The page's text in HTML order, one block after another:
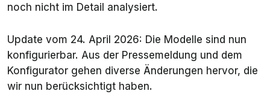
noch nicht im Detail analysiert.
Update vom 24. April 2026: Die Modelle sind nun
konfigurierbar. Aus der Pressemeldung und dem
Konfigurator gehen diverse Änderungen hervor, die
wir nun berücksichtigt haben.